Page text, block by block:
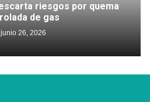
riesgos por quema
de gas
26, 2026